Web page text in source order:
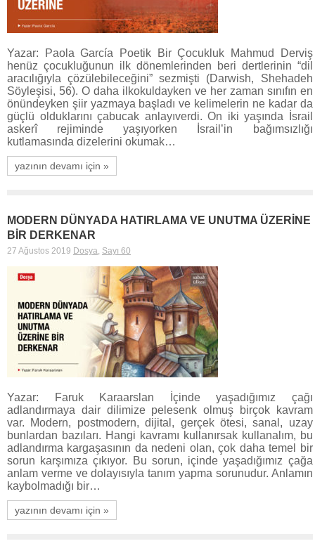
Yazar: Paola García Poetik Bir Çocukluk Mahmud Derviş
henüz çocukluğunun ilk dönemlerinden beri dertlerinin “dil
aracılığıyla çözülebileceğini” sezmişti (Darwish, Shehadeh
Söyleşisi, 56). O daha ilkokuldayken ve her zaman sınıfın en
önündeyken şiir yazmaya başladı ve kelimelerin ne kadar da
güçlü olduklarını çabucak anlayıverdi. On iki yaşında İsrail
askerî rejiminde yaşıyorken İsrail’in bağımsızlığı
kutlamasında dizelerini okumak…
yazının devamı için »
MODERN DÜNYADA HATIRLAMA VE UNUTMA ÜZERİNE
BİR DERKENAR
27 Ağustos 2019 Dosya, Sayı 60
Yazar: Faruk Karaarslan İçinde yaşadığımız çağı
adlandırmaya dair dilimize pelesenk olmuş birçok kavram
var. Modern, postmodern, dijital, gerçek ötesi, sanal, uzay
bunlardan bazıları. Hangi kavramı kullanırsak kullanalım, bu
adlandırma kargaşasının da nedeni olan, çok daha temel bir
sorun karşımıza çıkıyor. Bu sorun, içinde yaşadığımız çağa
anlam verme ve dolayısıyla tanım yapma sorunudur. Anlamın
kaybolmadığı bir…
yazının devamı için »